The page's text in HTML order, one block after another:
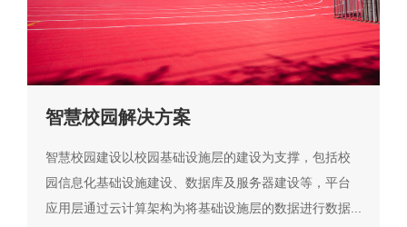
智慧校园解决方案
智慧校园建设以校园基础设施层的建设为支撑，包括校
园信息化基础设施建设、数据库及服务器建设等，平台
应用层通过云计算架构为将基础设施层的数据进行数据...